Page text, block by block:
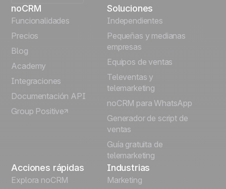
English
Français
Português
Italiano
Deutsch
noCRM
Funcionalidades
Precios
Blog
Academy
Integraciones
Documentación API
Group Positive
Soluciones
Independientes
Pequeñas y medianas
empresas
Equipos de ventas
Televentas y
telemarketing
noCRM para WhatsApp
Generador de script de
ventas
Guía gratuita de
telemarketing
Acciones rápidas
Explora noCRM
Industrias
Marketing